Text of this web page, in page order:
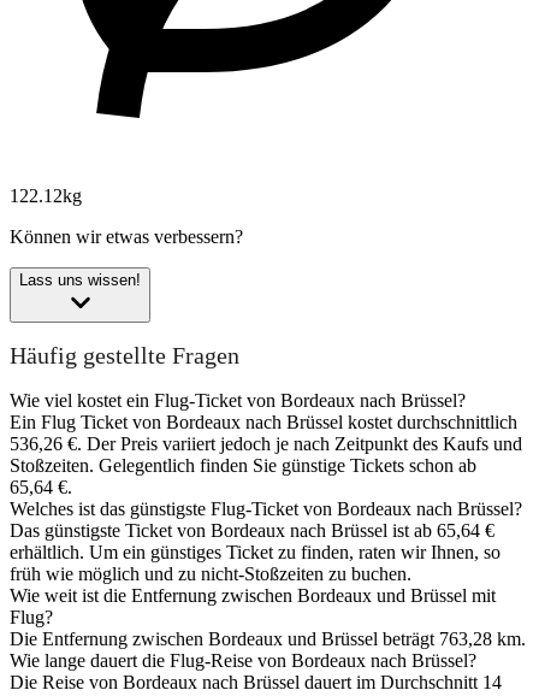
122.12kg
Können wir etwas verbessern?
Lass uns wissen!
Häufig gestellte Fragen
Wie viel kostet ein Flug-Ticket von Bordeaux nach Brüssel?
Ein Flug Ticket von Bordeaux nach Brüssel kostet durchschnittlich
536,26 €. Der Preis variiert jedoch je nach Zeitpunkt des Kaufs und
Stoßzeiten. Gelegentlich finden Sie günstige Tickets schon ab
65,64 €.
Welches ist das günstigste Flug-Ticket von Bordeaux nach Brüssel?
Das günstigste Ticket von Bordeaux nach Brüssel ist ab 65,64 €
erhältlich. Um ein günstiges Ticket zu finden, raten wir Ihnen, so
früh wie möglich und zu nicht-Stoßzeiten zu buchen.
Wie weit ist die Entfernung zwischen Bordeaux und Brüssel mit
Flug?
Die Entfernung zwischen Bordeaux und Brüssel beträgt 763,28 km.
Wie lange dauert die Flug-Reise von Bordeaux nach Brüssel?
Die Reise von Bordeaux nach Brüssel dauert im Durchschnitt 14